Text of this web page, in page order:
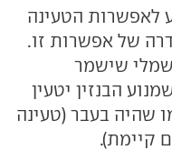
לאפשרות הטעינה
של אפשרות זו.
שישמר
הבנזין יטעין
שהיה בעבר (טעינה
קיימת).